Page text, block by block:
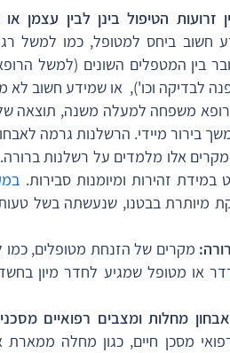
הטיפול בינן לבין עצמן או
ביחס למטופל, כמו למשל
בין המטפלים השונים (למשל
לבדיקה וכו'), או שמידע חשוב לא
משפחה למעלה משנה, תוצאה
בירור מיידי. הרשלנות גרמה
אלו מלמדים על רשלנות
במידת זהירות ומיומנות סבירות.
מיותרת בבטנו, שנעשתה בשל טעות
מקרים של הזנחת מטופלים,
או מטופל שמגיע לחדר מיון
מחלות ומצבים רפואיים
מסכן חיים, כגון מחלה ממארת